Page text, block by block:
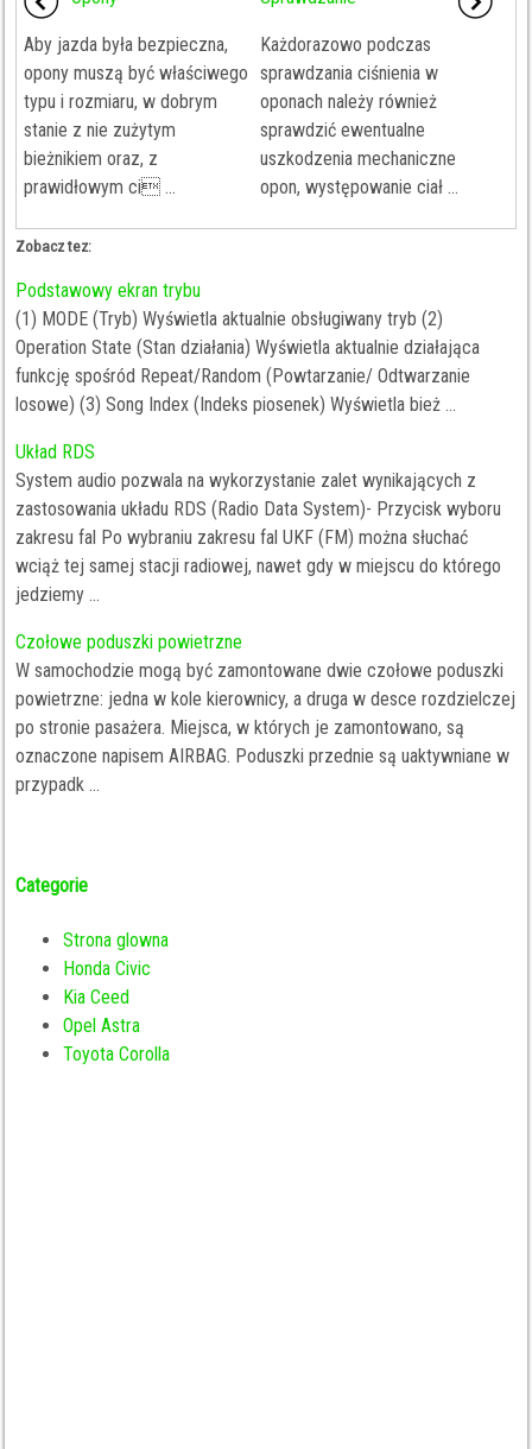
Aby jazda była bezpieczna,
opony muszą być właściwego
typu i rozmiaru, w dobrym
stanie z nie zużytym
bieżnikiem oraz, z
prawidłowym ci ...
Każdorazowo podczas
sprawdzania ciśnienia w
oponach należy również
sprawdzić ewentualne
uszkodzenia mechaniczne
opon, występowanie ciał ...
Zobacz tez:
Podstawowy ekran trybu
(1) MODE (Tryb) Wyświetla aktualnie obsługiwany tryb (2)
Operation State (Stan działania) Wyświetla aktualnie działająca
funkcję spośród Repeat/Random (Powtarzanie/ Odtwarzanie
losowe) (3) Song Index (Indeks piosenek) Wyświetla bież ...
Układ RDS
System audio pozwala na wykorzystanie zalet wynikających z
zastosowania układu RDS (Radio Data System)- Przycisk wyboru
zakresu fal Po wybraniu zakresu fal UKF (FM) można słuchać
wciąż tej samej stacji radiowej, nawet gdy w miejscu do którego
jedziemy ...
Czołowe poduszki powietrzne
W samochodzie mogą być zamontowane dwie czołowe poduszki
powietrzne: jedna w kole kierownicy, a druga w desce rozdzielczej
po stronie pasażera. Miejsca, w których je zamontowano, są
oznaczone napisem AIRBAG. Poduszki przednie są uaktywniane w
przypadk ...
Categorie
Strona glowna
Honda Civic
Kia Ceed
Opel Astra
Toyota Corolla